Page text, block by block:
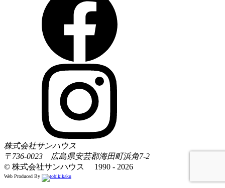
株式会社サンハウス
〒736-0023 広島県安芸郡海田町浜角7-2
© 株式会社サンハウス 1990 - 2026
Web Produced By